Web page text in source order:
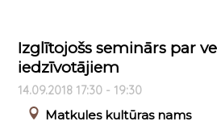
Izglītojošs seminārs par
iedzīvotājiem
14.09.2018 17:30 - 19:30
Matkules kultūras nams